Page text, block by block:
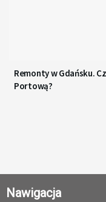
Remonty w Gdańsku.
Portową?
Nawigacja